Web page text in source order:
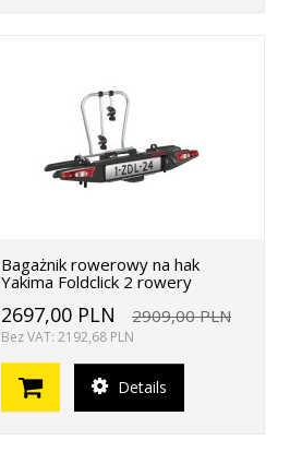
Bagażnik rowerowy na hak
Yakima Foldclick 2 rowery
2697,00 PLN 2909,00 PLN
Bez VAT: 2192,68 PLN
Details